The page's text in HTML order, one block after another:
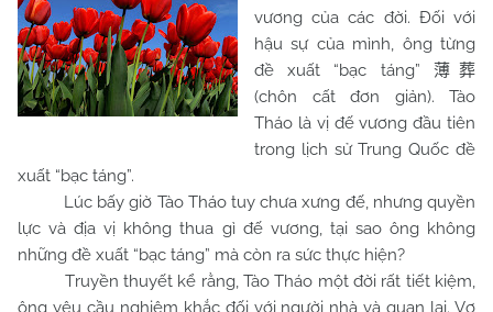
vương của các đời. Đối với
hậu sự của mình, ông từng
đề xuất “bạc táng” 薄葬
(chôn cất đơn giản). Tào
Tháo là vị đế vương đầu tiên
trong lịch sử Trung Quốc đề
xuất “bạc táng”.
Lúc bấy giờ Tào Tháo tuy chưa xưng đế, nhưng quyền
lực và địa vị không thua gì đế vương, tại sao ông không
những đề xuất “bạc táng” mà còn ra sức thực hiện?
Truyền thuyết kể rằng, Tào Tháo một đời rất tiết kiệm,
ông yêu cầu nghiêm khắc đối với người nhà và quan lại. Vợ